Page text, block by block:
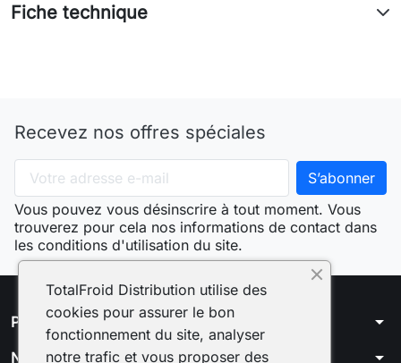
Fiche technique
Recevez nos offres spéciales
Vous pouvez vous désinscrire à tout moment. Vous
trouverez pour cela nos informations de contact dans
les conditions d'utilisation du site.
Produits arrow_drop_down
Notre société arrow_drop_down
TotalFroid Distribution utilise des
cookies pour assurer le bon
fonctionnement du site, analyser
notre trafic et vous proposer des